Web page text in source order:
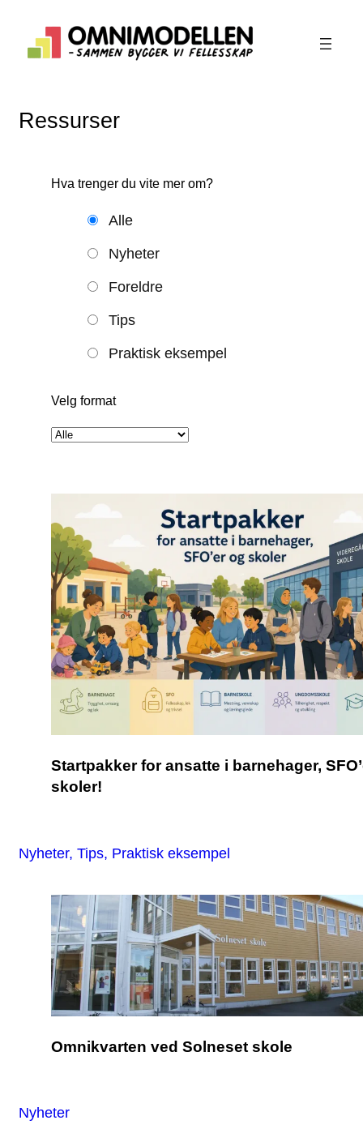
Ressurser
Hva trenger du vite mer om?
Alle
Nyheter
Foreldre
Tips
Praktisk eksempel
Velg format
Velg
Startpakker for ansatte i barnehager,
skoler!
Nyheter, Tips, Praktisk eksempel
Omnikvarten ved Solneset skole
Nyheter